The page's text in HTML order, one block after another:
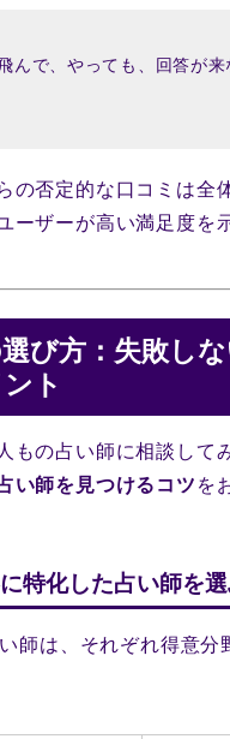
んで、やっても、回答が来
の否定的な口コミは全
ーザーが高い満足度を
び方：失敗し
ト
もの占い師に相談して
い師を見つけるコツ を
特化した占い師を
師は、それぞれ得意分